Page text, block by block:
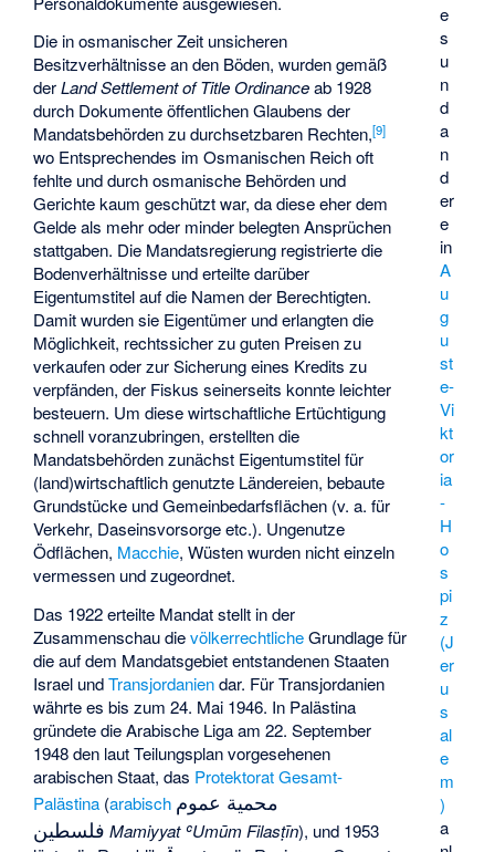
e
s
u
n
d
a
n
d
er
e
in
A
u
g
u
st
e-
Vi
kt
or
ia
-
H
o
s
pi
z
(J
er
u
s
al
e
m
)
a
Die in osmanischer Zeit unsicheren
Besitzverhältnisse an den Böden, wurden gemäß
derLand Settlement of Title Ordinanceab 1928
durch Dokumente öffentlichen Glaubens der
Mandatsbehörden zu durchsetzbaren Rechten,[9]
wo Entsprechendes im Osmanischen Reich oft
fehlte und durch osmanische Behörden und
Gerichte kaum geschützt war, da diese eher dem
Gelde als mehr oder minder belegten Ansprüchen
stattgaben. Die Mandatsregierung registrierte die
Bodenverhältnisse und erteilte darüber
Eigentumstitel auf die Namen der Berechtigten.
Damit wurden sie Eigentümer und erlangten die
Möglichkeit, rechtssicher zu guten Preisen zu
verkaufen oder zur Sicherung eines Kredits zu
verpfänden, der Fiskus seinerseits konnte leichter
besteuern. Um diese wirtschaftliche Ertüchtigung
schnell voranzubringen, erstellten die
Mandatsbehörden zunächst Eigentumstitel für
(land)wirtschaftlich genutzte Ländereien, bebaute
Grundstücke und Gemeinbedarfsflächen (v. a. für
Verkehr, Daseinsvorsorge etc.). Ungenutze
Ödflächen, Macchie, Wüsten wurden nicht einzeln
vermessen und zugeordnet.
Das 1922 erteilte Mandat stellt in der
Zusammenschau dievölkerrechtlicheGrundlage für
die auf dem Mandatsgebiet entstandenen Staaten
Israel undTransjordaniendar. Für Transjordanien
währte es bis zum 24. Mai 1946. In Palästina
gründete die Arabische Liga am 22. September
1948 den laut Teilungsplan vorgesehenen
arabischen Staat, das Protektorat Gesamt-
Palästina (arabisch محمية عموم
فلسطين Mamiyyat ʿUmūm Filasṭīn), und 1953